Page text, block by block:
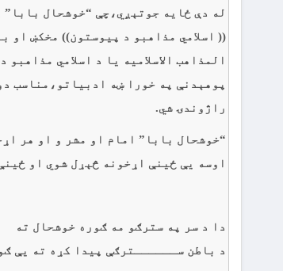
المذاهب الاسلاميه يا د اسلامي
پوهېدنې په خورا ښه ادبياتو،مناسب
راژوندۍ شي.
“خوشحال بابا” امام او مشر و او هر
اوسه يې ځينې اړخونه څېړل شوي او
دا د سر په سترګو مه ګوره خوشحال ته
د باطن ســــــترګې پيدا کړه ته يې